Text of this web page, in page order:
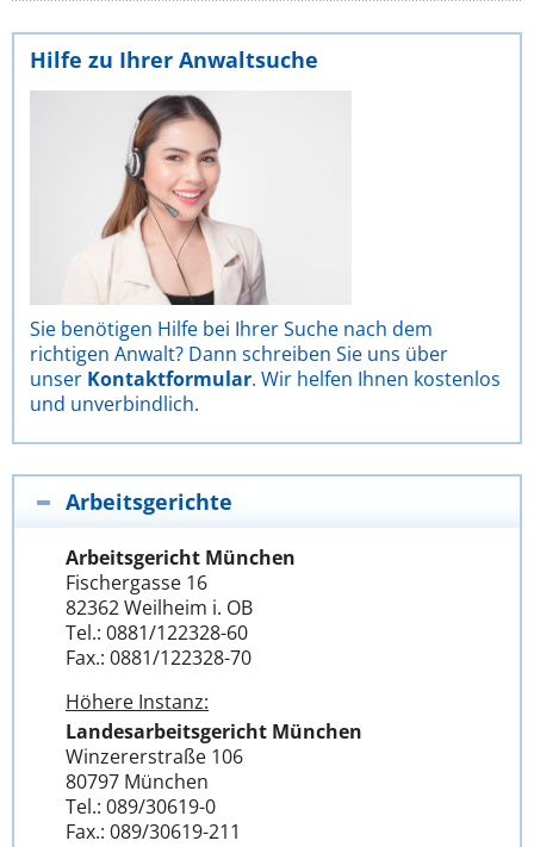
Hilfe zu Ihrer Anwaltsuche
Sie benötigen Hilfe bei Ihrer Suche nach dem
richtigen Anwalt? Dann schreiben Sie uns über
unser Kontaktformular. Wir helfen Ihnen kostenlos
und unverbindlich.
Arbeitsgerichte
Arbeitsgericht München
Fischergasse 16
82362 Weilheim i. OB
Tel.: 0881/122328-60
Fax.: 0881/122328-70
Höhere Instanz:
Landesarbeitsgericht München
Winzererstraße 106
80797 München
Tel.: 089/30619-0
Fax.: 089/30619-211